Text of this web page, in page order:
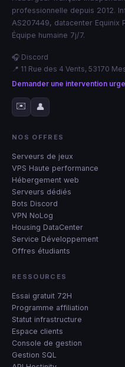
professionnelle depuis 2012.
AS207449, datacenter Equinix
Équipe humaine 7j/7.
🎧 Discord
📍 11 Rue des 4 Vents, 53170
Demander une intervention
✉️ 👤
NOS OFFRES
Serveurs de jeux
VPS Haute performance
Hébergement web
Serveurs dédiés
Bots Discord
VPN NoLog
Housing DataCenter
Service Développement
Offres étudiants
RESSOURCES
Essai gratuit 72H
Programme affiliation
Statut infrastructure
Espace clients
Console de gestion
Gestion SQL